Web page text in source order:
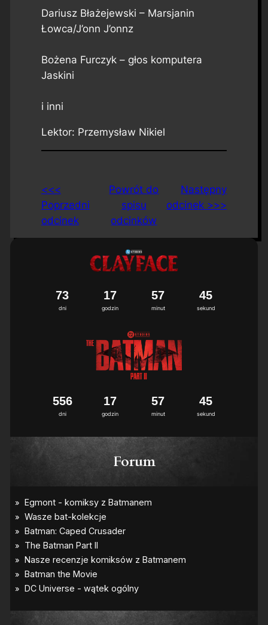
Dariusz Błażejewski – Marsjanin
Łowca/J’onn J’onnz
Bożena Furczyk – głos komputera
Jaskini
i inni
Lektor: Przemysław Nikiel
<<<
Poprzedni
odcinek
Powrót do
spisu
odcinków
Następny
odcinek >>>
dni
73
godzin
17
minut
57
sekund
44
5
dni
556
godzin
17
minut
57
sekund
44
5
Forum